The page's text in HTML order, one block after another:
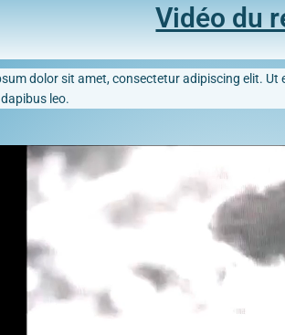
Vidéo du
dolor sit amet, consectetur adipiscing elit.
leo.